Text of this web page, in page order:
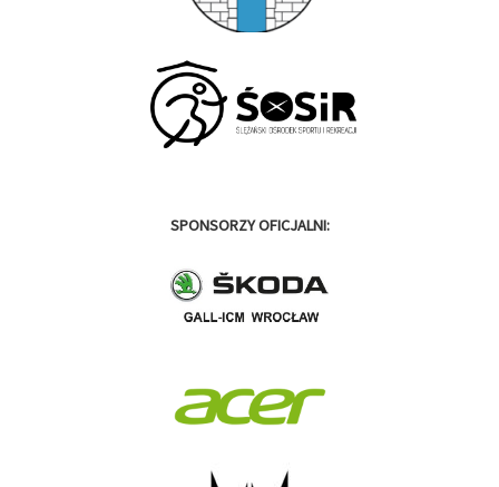
SPONSORZY OFICJALNI: